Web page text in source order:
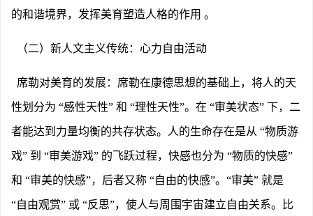
的和谐境界，发挥美育塑造人格的作用 。
（二）新人文主义传统：心力自由活动
席勒对美育的发展：席勒在康德思想的基础上，将人的天
性划分为 “感性天性” 和 “理性天性”。在 “审美状态” 下，二
者能达到力量均衡的共存状态。人的生命存在是从 “物质游
戏” 到 “审美游戏” 的飞跃过程，快感也分为 “物质的快感”
和 “审美的快感”，后者又称 “自由的快感”。“审美” 就是
“自由观赏” 或 “反思”，使人与周围宇宙建立自由关系。比